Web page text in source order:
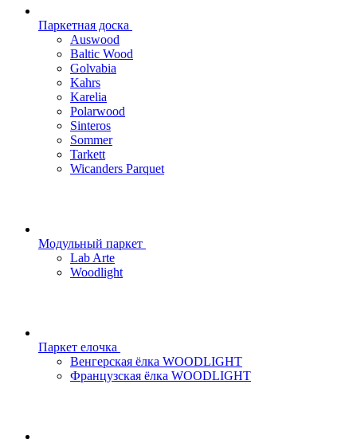
Паркетная доска
Auswood
Baltic Wood
Golvabia
Kahrs
Karelia
Polarwood
Sinteros
Sommer
Tarkett
Wicanders Parquet
Модульный паркет
Lab Arte
Woodlight
Паркет елочка
Венгерская ёлка WOODLIGHT
Французская ёлка WOODLIGHT